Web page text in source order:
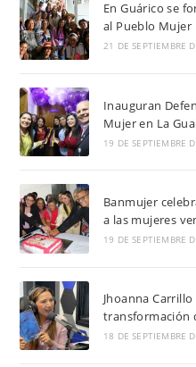
En Guárico se
al Pueblo Mujer
21 DE SEPTIEMBRE
Inauguran
Mujer en La
19 DE SEPTIEMBRE
Banmujer
a las mujeres
19 DE SEPTIEMBRE
Jhoanna
transformación
18 DE SEPTIEMBRE